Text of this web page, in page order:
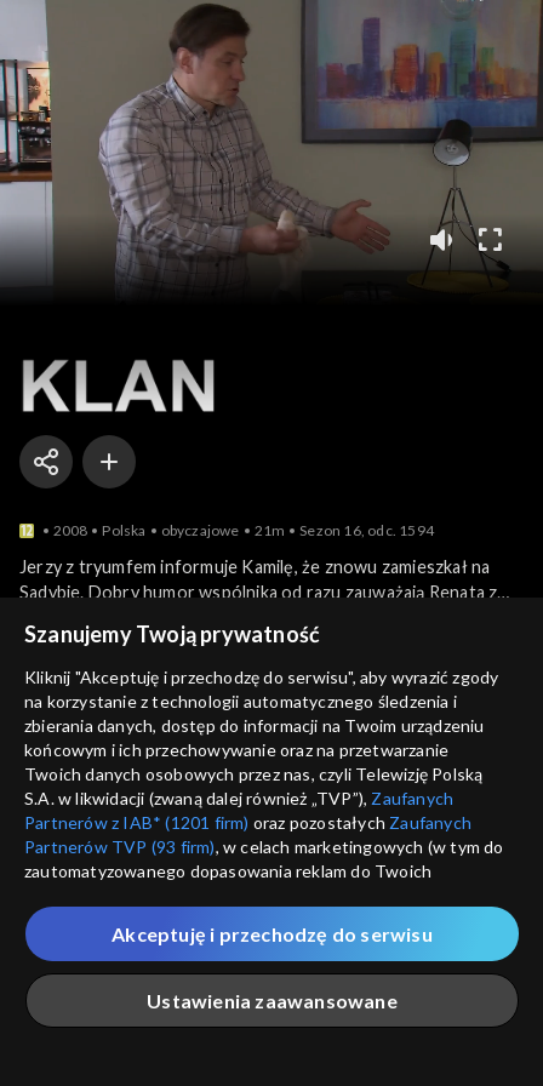
Klan
2008 Polska obyczajowe 21m Sezon 16, odc. 1594
Jerzy z tryumfem informuje Kamilę, że znowu zamieszkał na
Sadybie. Dobry humor wspólnika od razu zauważają Renata z
opowiada Krystynie o postępie technicznym w swoim domu.
Kazimierz zakupił komputer, a teraz ma jeszcze ochotę na
Internet. Jacek wprowadza się do tymczasowego gabinetu w
starej siedzibie banku. Na razie będzie urzędował w jednym
pokoju z sekretarką. Michał zwierza się siostrze ze swoich
sercowych problemów.
więcej
Sezony i odcinki
Wybierz
4701–4800
4601–4700
4501–4600
4401–4500
Rekomendowane dla Ciebie
Szanujemy Twoją prywatność
Kliknij "Akceptuję i przechodzę do serwisu", aby wyrazić zgody
na korzystanie z technologii automatycznego śledzenia i
zbierania danych, dostęp do informacji na Twoim urządzeniu
końcowym i ich przechowywanie oraz na przetwarzanie
Twoich danych osobowych przez nas, czyli Telewizję Polską
S.A. w likwidacji (zwaną dalej również „TVP”), Zaufanych
Partnerów z IAB* (1201 firm) oraz pozostałych Zaufanych
Partnerów TVP (93 firm), w celach marketingowych (w tym do
zautomatyzowanego dopasowania reklam do Twoich
które wskazujemy poniżej, a także zgody na udostępnianie
przez nas identyfikatora PPID do Google.
Twoje dane osobowe zbierane podczas odwiedzania przez
Ciebie naszych
poszczególnych serwisówzwanych dalej
„Portalem”, w tym informacje zapisywane za pomocą
Ustawienia zaawansowane
Akceptuję i przechodzę do serwisu